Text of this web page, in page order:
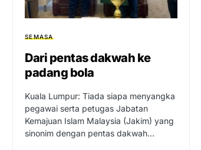
SEMASA
Dari pentas dakwah ke
padang bola
Kuala Lumpur: Tiada siapa menyangka
pegawai serta petugas Jabatan
Kemajuan Islam Malaysia (Jakim) yang
sinonim dengan pentas dakwah…